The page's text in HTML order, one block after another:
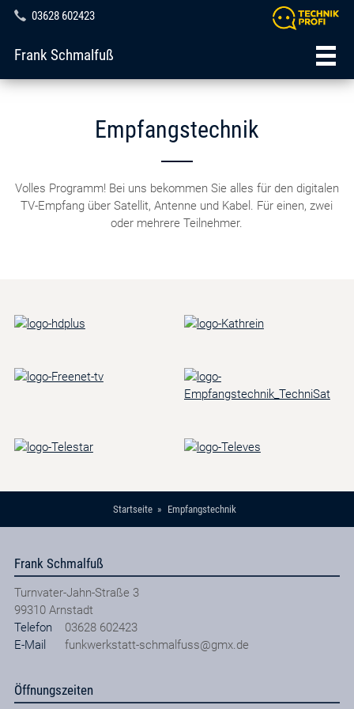
03628 602423
Frank Schmalfuß
Empfangstechnik
Volles Programm! Bei uns bekommen Sie alles für den digitalen
TV-Empfang über Satellit, Antenne und Kabel. Für einen, zwei
oder mehrere Teilnehmer.
Startseite Empfangstechnik
Frank Schmalfuß
Turnvater-Jahn-Straße 3
99310 Arnstadt
Telefon
03628 602423
E-Mail
funkwerkstatt-schmalfuss@gmx.de
Öffnungszeiten